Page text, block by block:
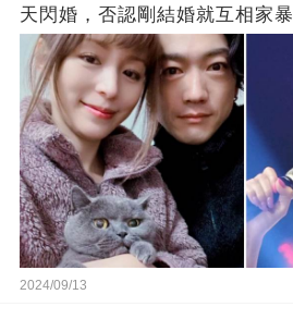
天閃婚，否認剛結婚就互相家暴
2024/09/13